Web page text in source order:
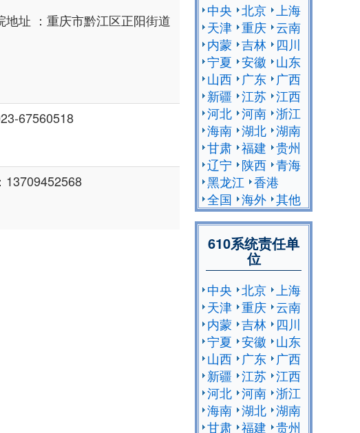
址 ：重庆市黔江区正阳街道
67560518
13709452568
中央 北京
上海
天津 重庆 云南
内蒙 吉林
四川
宁夏 安徽
山东
山西
广东
广西
新疆 江苏 江西
河北 河南 浙江
海南 湖北 湖南
甘肃 福建 贵州
辽宁
陕西 青海
黑龙江 香港
全国 海外 其他
610系统责任单
位
中央 北京
上海
天津 重庆 云南
内蒙 吉林
四川
宁夏 安徽
山东
山西
广东
广西
新疆 江苏 江西
河北 河南 浙江
海南 湖北 湖南
甘肃 福建 贵州